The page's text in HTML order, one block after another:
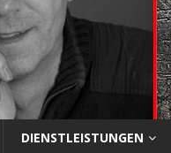
DIENSTLEISTUNGEN